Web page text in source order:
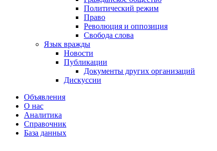
Политический режим
Право
Революция и оппозиция
Свобода слова
Язык вражды
Новости
Публикации
Документы других организаций
Дискуссии
Объявления
О нас
Аналитика
Справочник
База данных